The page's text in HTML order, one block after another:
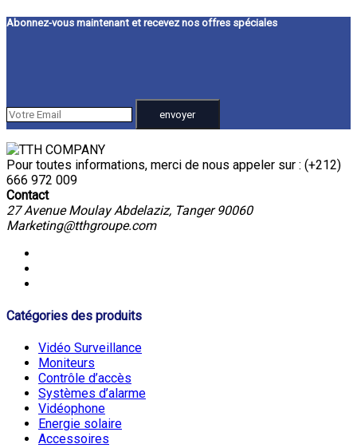
Abonnez-vous maintenant et recevez nos offres spéciales
Pour toutes informations, merci de nous appeler sur : (+212)
666 972 009
Contact
27 Avenue Moulay Abdelaziz, Tanger 90060
Marketing@tthgroupe.com
Catégories des produits
Vidéo Surveillance
Moniteurs
Contrôle d’accès
Systèmes d’alarme
Vidéophone
Energie solaire
Accessoires